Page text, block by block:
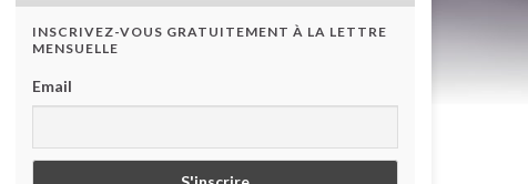
INSCRIVEZ-VOUS GRATUITEMENT À LA LETTRE
MENSUELLE
Email